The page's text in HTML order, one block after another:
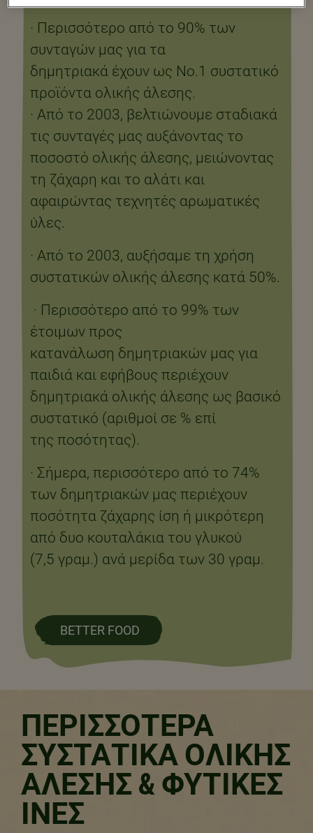
· Περισσότερο από το 90% των
συνταγών μας για τα
δημητριακά έχουν ως Νο.1 συστατικό
προϊόντα ολικής άλεσης. ​
​· Από το 2003, βελτιώνουμε σταδιακά
τις συνταγές μας αυξάνοντας το
ποσοστό ολικής άλεσης, μειώνοντας
τη ζάχαρη και το αλάτι και
αφαιρώντας τεχνητές αρωματικές
ύλες.​
​· Από το 2003, αυξήσαμε τη χρήση
συστατικών ολικής άλεσης κατά 50%.​
· Περισσότερο από το 99% των
έτοιμων προς
κατανάλωση δημητριακών μας για
παιδιά και εφήβους περιέχουν
δημητριακά ολικής άλεσης ως βασικό
συστατικό (αριθμοί σε % επί
της ποσότητας).​
​· Σήμερα, περισσότερο από το 74%
των δημητριακών μας περιέχουν
ποσότητα ζάχαρης ίση ή μικρότερη
από δυο κουταλάκια του γλυκού
(7,5 γραμ.) ανά μερίδα των 30 γραμ.​
BETTER FOOD
ΠΕΡΙΣΣΟΤΕΡΑ
ΣΥΣΤΑΤΙΚΑ ΟΛΙΚΗΣ
ΑΛΕΣΗΣ & ΦΥΤΙΚΕΣ
ΙΝΕΣ